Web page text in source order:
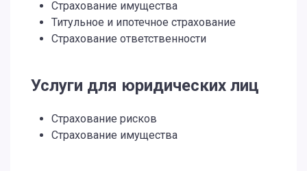
Страхование имущества
Титульное и ипотечное страхование
Страхование ответственности
Услуги для юридических лиц
Страхование рисков
Страхование имущества